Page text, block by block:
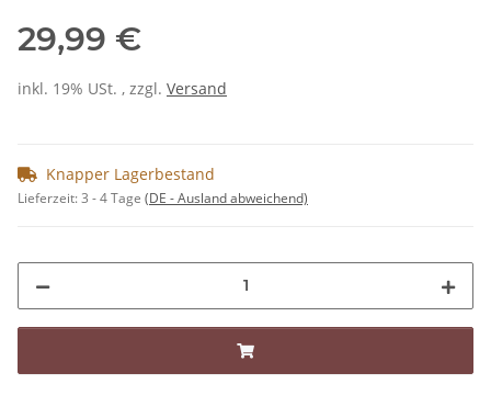
29,99 €
inkl. 19% USt. , zzgl. Versand
Knapper Lagerbestand
Lieferzeit:3 - 4 Tage (DE - Ausland abweichend)